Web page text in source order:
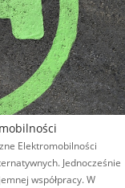
Elektromobilności
Jednocześnie
współpracy. W